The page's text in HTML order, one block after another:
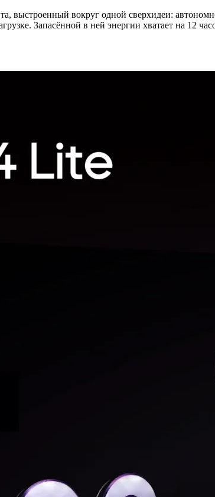
выстроенный вокруг одной сверхидеи:
Запасённой в ней энергии хватает на 12